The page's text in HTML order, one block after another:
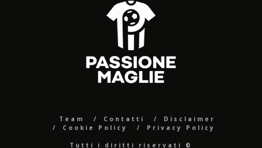
Team Contatti
Disclaimer
Cookie Policy
Privacy Policy
Tutti i diritti riservati ©